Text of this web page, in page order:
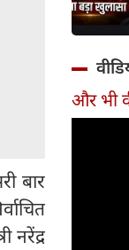
बार
नरेंद्र
और भी